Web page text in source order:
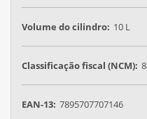
Volume do cilindro: 10 L
Classificação fiscal (NCM):
EAN-13: 7895707707146